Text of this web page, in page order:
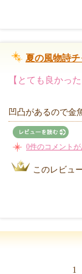
夏の風物詩
【とても良かった
凹凸があるので金
0件のコメント
このレビュ
1